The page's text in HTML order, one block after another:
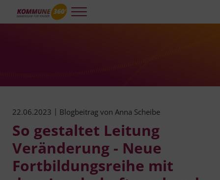
Skip to main content
Skip to header right navigation
Skip to site footer
Menu
22.06.2023 | Blogbeitrag von Anna Scheibe
So gestaltet Leitung
Veränderung - Neue
Fortbildungsreihe mit